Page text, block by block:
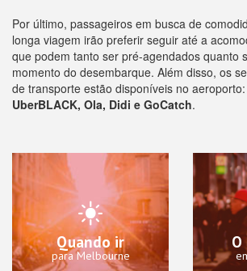
Por último, passageiros em busca de
longa viagem irão preferir seguir até a
que podem tanto ser pré-agendados quanto
momento do desembarque. Além disso, os
de transporte estão disponíveis no aeroporto:
UberBLACK, Ola, Didi e GoCatch.
Quando ir
para Melbourne